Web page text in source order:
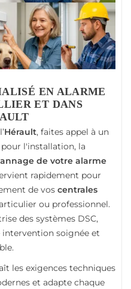
EN ALARME
ET DANS
Hérault, faites appel à un
l'installation, la
de votre alarme
rapidement pour
de vos centrales
ou professionnel.
des systèmes DSC,
soignée et
les exigences techniques
et adapte chaque